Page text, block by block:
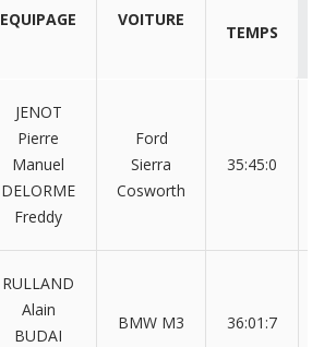
EQUIPAGE VOITURE
TEMPS
JENOT
Pierre
Manuel
DELORME
Freddy
Ford
Sierra
Cosworth
35:45:0
RULLAND
Alain
BUDAI
BMW M3 36:01:7